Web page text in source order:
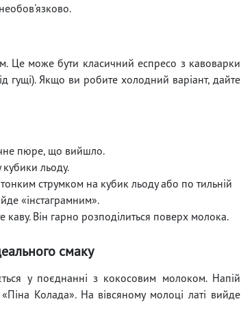
Це може бути класичний еспресо з кавоварки
гущі). Якщо ви робите холодний варіант, дайте
пюре, що вийшло.
кубики льоду.
струмком на кубик льоду або по тильній
«інстаграмним».
Він гарно розподілиться поверх молока.
смаку
у поєднанні з кокосовим молоком. Напій
Колада». На вівсяному молоці латі вийде